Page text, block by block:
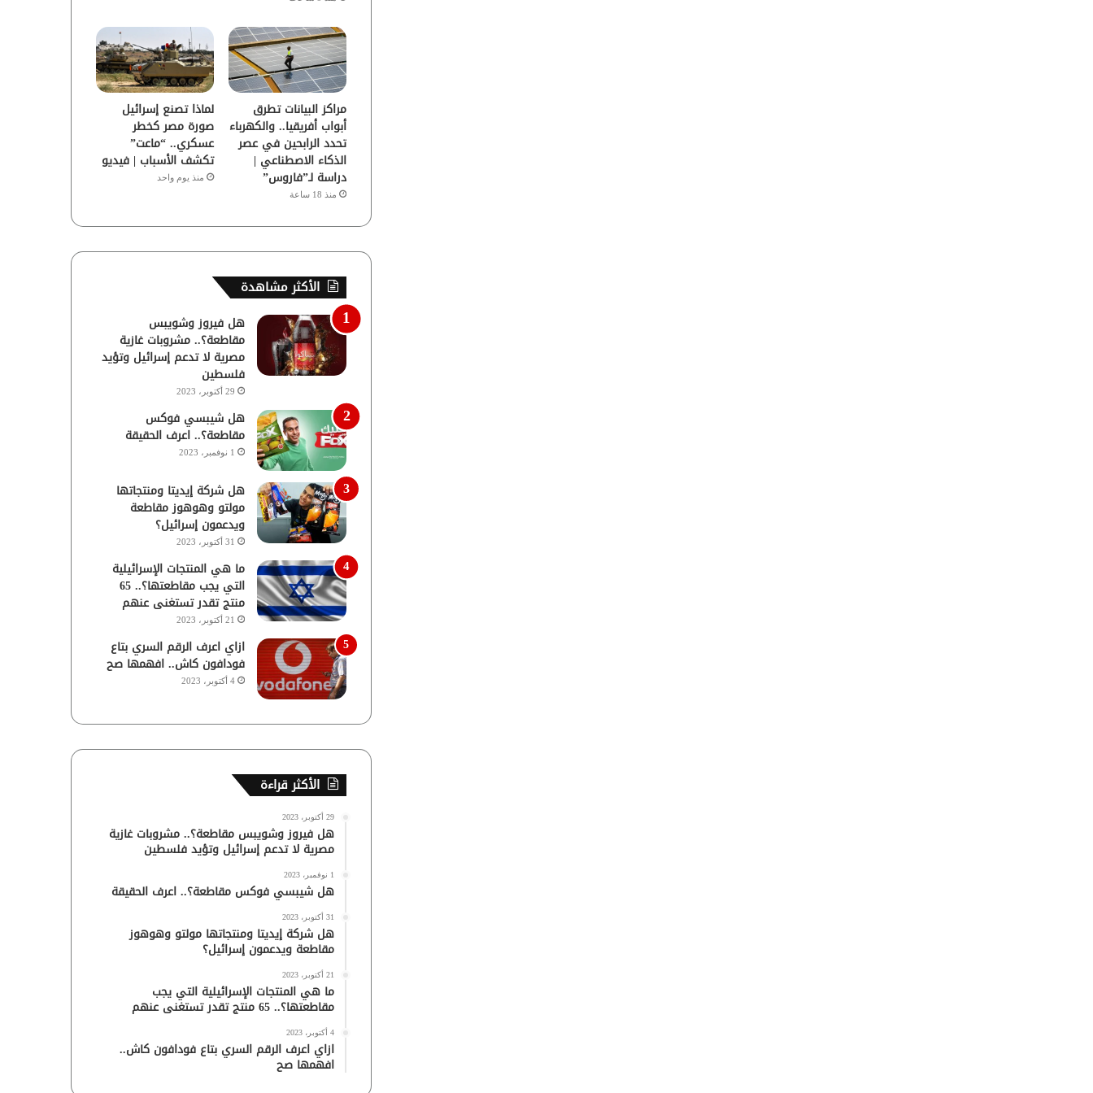
مراكز البيانات تطرق
أبواب أفريقيا.. والكهرباء
تحدد الرابحين في عصر
الذكاء الاصطناعي |
دراسة لـ”فاروس”
منذ 18 ساعة
لماذا تصنع إسرائيل
صورة مصر كخطر
عسكري.. “ماعت”
تكشف الأسباب | فيديو
منذ يوم واحد
الأكثر مشاهدة
هل فيروز وشويبس
مقاطعة؟.. مشروبات غازية
مصرية لا تدعم إسرائيل وتؤيد
فلسطين
29 أكتوبر، 2023
هل شيبسي فوكس
مقاطعة؟.. اعرف الحقيقة
1 نوفمبر، 2023
هل شركة إيديتا ومنتجاتها
مولتو وهوهوز مقاطعة
ويدعمون إسرائيل؟
31 أكتوبر، 2023
ما هي المنتجات الإسرائيلية
التي يجب مقاطعتها؟.. 65
منتج تقدر تستغنى عنهم
21 أكتوبر، 2023
ازاي اعرف الرقم السري بتاع
فودافون كاش.. افهمها صح
4 أكتوبر، 2023
الأكثر قراءة
29 أكتوبر، 2023
هل فيروز وشويبس مقاطعة؟.. مشروبات غازية
مصرية لا تدعم إسرائيل وتؤيد فلسطين
1 نوفمبر، 2023
هل شيبسي فوكس مقاطعة؟.. اعرف الحقيقة
31 أكتوبر، 2023
هل شركة إيديتا ومنتجاتها مولتو وهوهوز
مقاطعة ويدعمون إسرائيل؟
21 أكتوبر، 2023
ما هي المنتجات الإسرائيلية التي يجب
مقاطعتها؟.. 65 منتج تقدر تستغنى عنهم
4 أكتوبر، 2023
ازاي اعرف الرقم السري بتاع فودافون كاش..
افهمها صح